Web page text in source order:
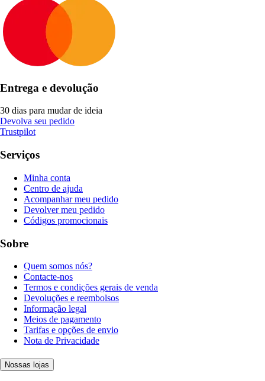
Entrega e devolução
30 dias para mudar de ideia
Devolva seu pedido
Trustpilot
Serviços
Minha conta
Centro de ajuda
Acompanhar meu pedido
Devolver meu pedido
Códigos promocionais
Sobre
Quem somos nós?
Contacte-nos
Termos e condições gerais de venda
Devoluções e reembolsos
Informação legal
Meios de pagamento
Tarifas e opções de envio
Nota de Privacidade
Nossas lojas